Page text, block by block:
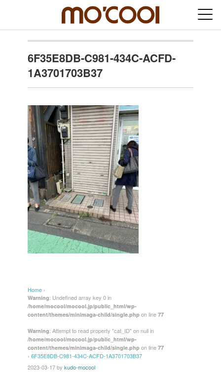
6F35E8DB-C981-434C-ACFD-
1A3701703B37
Home ›
Warning: Undefined array key 0 in
/home/mocool/mocool.jp/public_html/wp-
content/themes/minimaga-child/single.php on line 77
Warning: Attempt to read property "cat_ID" on null in
/home/mocool/mocool.jp/public_html/wp-
content/themes/minimaga-child/single.php on line 77
› 6F35E8DB-C981-434C-ACFD-1A3701703B37
2023-03-17by kudo-mocool